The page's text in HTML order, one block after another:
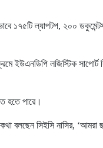
১৭৫টি ল্যাপটপ, ২০০
ইউএনডিপি লজিস্টিক
হতে পারে।
বলছেন সিইসি নাসির,